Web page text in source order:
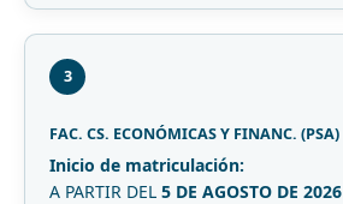
3
FAC. CS. ECONÓMICAS Y FINANC. (PSA)
Inicio de matriculación:
A PARTIR DEL 5 DE AGOSTO DE 2026